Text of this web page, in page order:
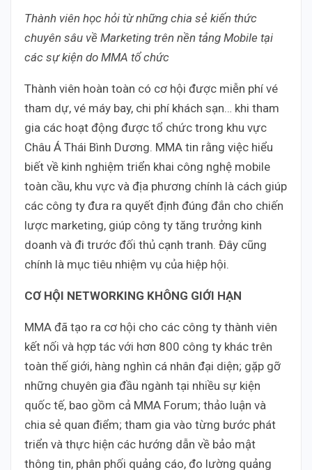
Thành viên học hỏi từ những chia sẻ kiến thức
chuyên sâu về Marketing trên nền tảng Mobile tại
các sự kiện do MMA tổ chức
Thành viên hoàn toàn có cơ hội được miễn phí vé
tham dự, vé máy bay, chi phí khách sạn… khi tham
gia các hoạt động được tổ chức trong khu vực
Châu Á Thái Bình Dương. MMA tin rằng việc hiểu
biết về kinh nghiệm triển khai công nghệ mobile
toàn cầu, khu vực và địa phương chính là cách giúp
các công ty đưa ra quyết định đúng đắn cho chiến
lược marketing, giúp công ty tăng trưởng kinh
doanh và đi trước đối thủ cạnh tranh. Đây cũng
chính là mục tiêu nhiệm vụ của hiệp hội.
CƠ HỘI NETWORKING KHÔNG GIỚI HẠN
MMA đã tạo ra cơ hội cho các công ty thành viên
kết nối và hợp tác với hơn 800 công ty khác trên
toàn thế giới, hàng nghìn cá nhân đại diện; gặp gỡ
những chuyên gia đầu ngành tại nhiều sự kiện
quốc tế, bao gồm cả MMA Forum; thảo luận và
chia sẻ quan điểm; tham gia vào từng bước phát
triển và thực hiện các hướng dẫn về bảo mật
thông tin, phân phối quảng cáo, đo lường quảng